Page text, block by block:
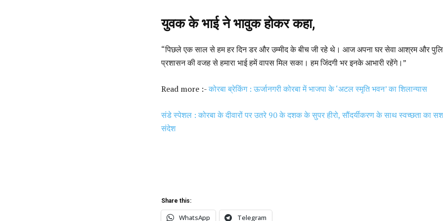
युवक के भाई ने भावुक होकर कहा,
“पिछले एक साल से हम हर दिन डर और उम्मीद के बीच जी रहे थे। आज अपना घर सेवा आश्रम और
प्रशासन की वजह से हमारा भाई हमें वापस मिल सका। हम जिंदगी भर इनके आभारी रहेंगे।”
Read more :-कोरबा ब्रेकिंग : ऊर्जानगरी कोरबा में भाजपा के ‘अटल स्मृति भवन’ का शिलान्यास
संडे स्पेशल : कोरबा के दीवारों पर उतरे 90 के दशक के सुपर हीरो, सौंदर्यीकरण के साथ स्वच्छता का
संदेश
Share this:
WhatsApp Telegram